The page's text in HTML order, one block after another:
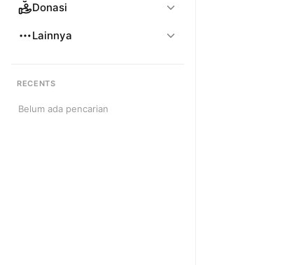
Donasi
Lainnya
RECENTS
Belum ada pencarian